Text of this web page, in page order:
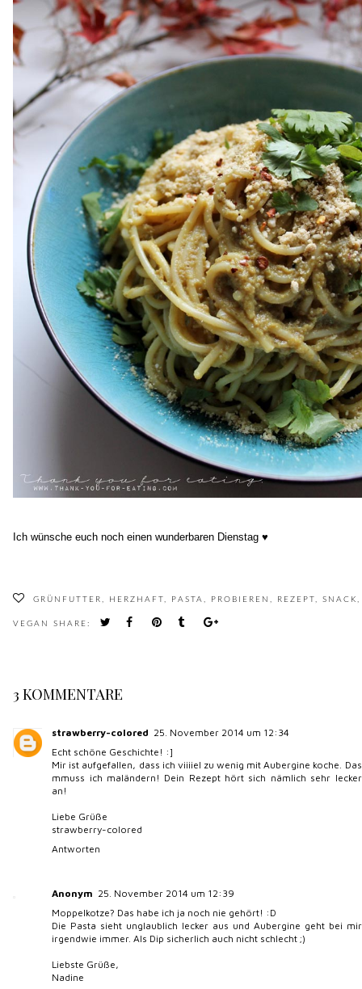
Ich wünsche euch noch einen wunderbaren Dienstag ♥
GRÜNFUTTER HERZHAFT PASTA PROBIEREN REZEPT SNACK
VEGAN SHARE:
3 KOMMENTARE
strawberry-colored 25. November 2014 um 12:34
Echt schöne Geschichte! :]
Mir ist aufgefallen, dass ich viiiiel zu wenig mit Aubergine koche. Das
mmuss ich maländern! Dein Rezept hört sich nämlich sehr lecker
an!
Liebe Grüße
strawberry-colored
Antworten
Anonym 25. November 2014 um 12:39
Moppelkotze? Das habe ich ja noch nie gehört! :D
Die Pasta sieht unglaublich lecker aus und Aubergine geht bei mir
irgendwie immer. Als Dip sicherlich auch nicht schlecht ;)
Liebste Grüße,
Nadine